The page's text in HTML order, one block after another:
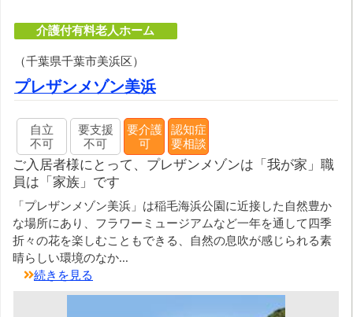
介護付有料老人ホーム
（千葉県千葉市美浜区）
プレザンメゾン美浜
自立
不可
要支援
不可
要介護
可
認知症
要相談
ご入居者様にとって、プレザンメゾンは「我が家」職
員は「家族」です
「プレザンメゾン美浜」は稲毛海浜公園に近接した自然豊か
な場所にあり、フラワーミュージアムなど一年を通して四季
折々の花を楽しむこともできる、自然の息吹が感じられる素
晴らしい環境のなか...
続きを見る